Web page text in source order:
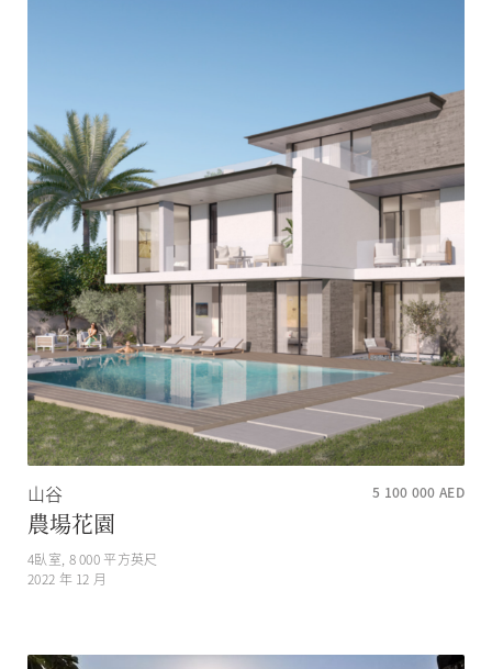
山谷 5 100 000 AED
農場花園
4臥室, 8 000 平方英尺
2022 年 12 月